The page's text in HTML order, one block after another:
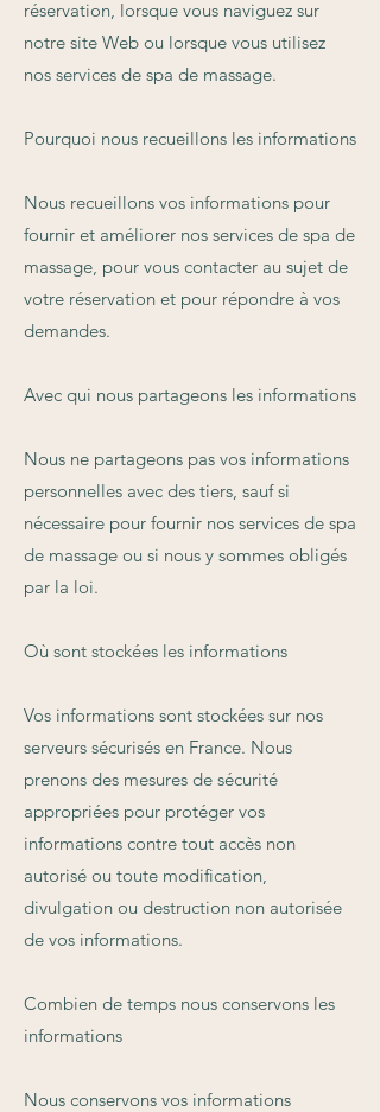
réservation, lorsque vous naviguez sur
notre site Web ou lorsque vous utilisez
nos services de spa de massage.
Pourquoi nous recueillons les informations
Nous recueillons vos informations pour
fournir et améliorer nos services de spa de
massage, pour vous contacter au sujet de
votre réservation et pour répondre à vos
demandes.
Avec qui nous partageons les informations
Nous ne partageons pas vos informations
personnelles avec des tiers, sauf si
nécessaire pour fournir nos services de spa
de massage ou si nous y sommes obligés
par la loi.
Où sont stockées les informations
Vos informations sont stockées sur nos
serveurs sécurisés en France. Nous
prenons des mesures de sécurité
appropriées pour protéger vos
informations contre tout accès non
autorisé ou toute modification,
divulgation ou destruction non autorisée
de vos informations.
Combien de temps nous conservons les
informations
Nous conservons vos informations